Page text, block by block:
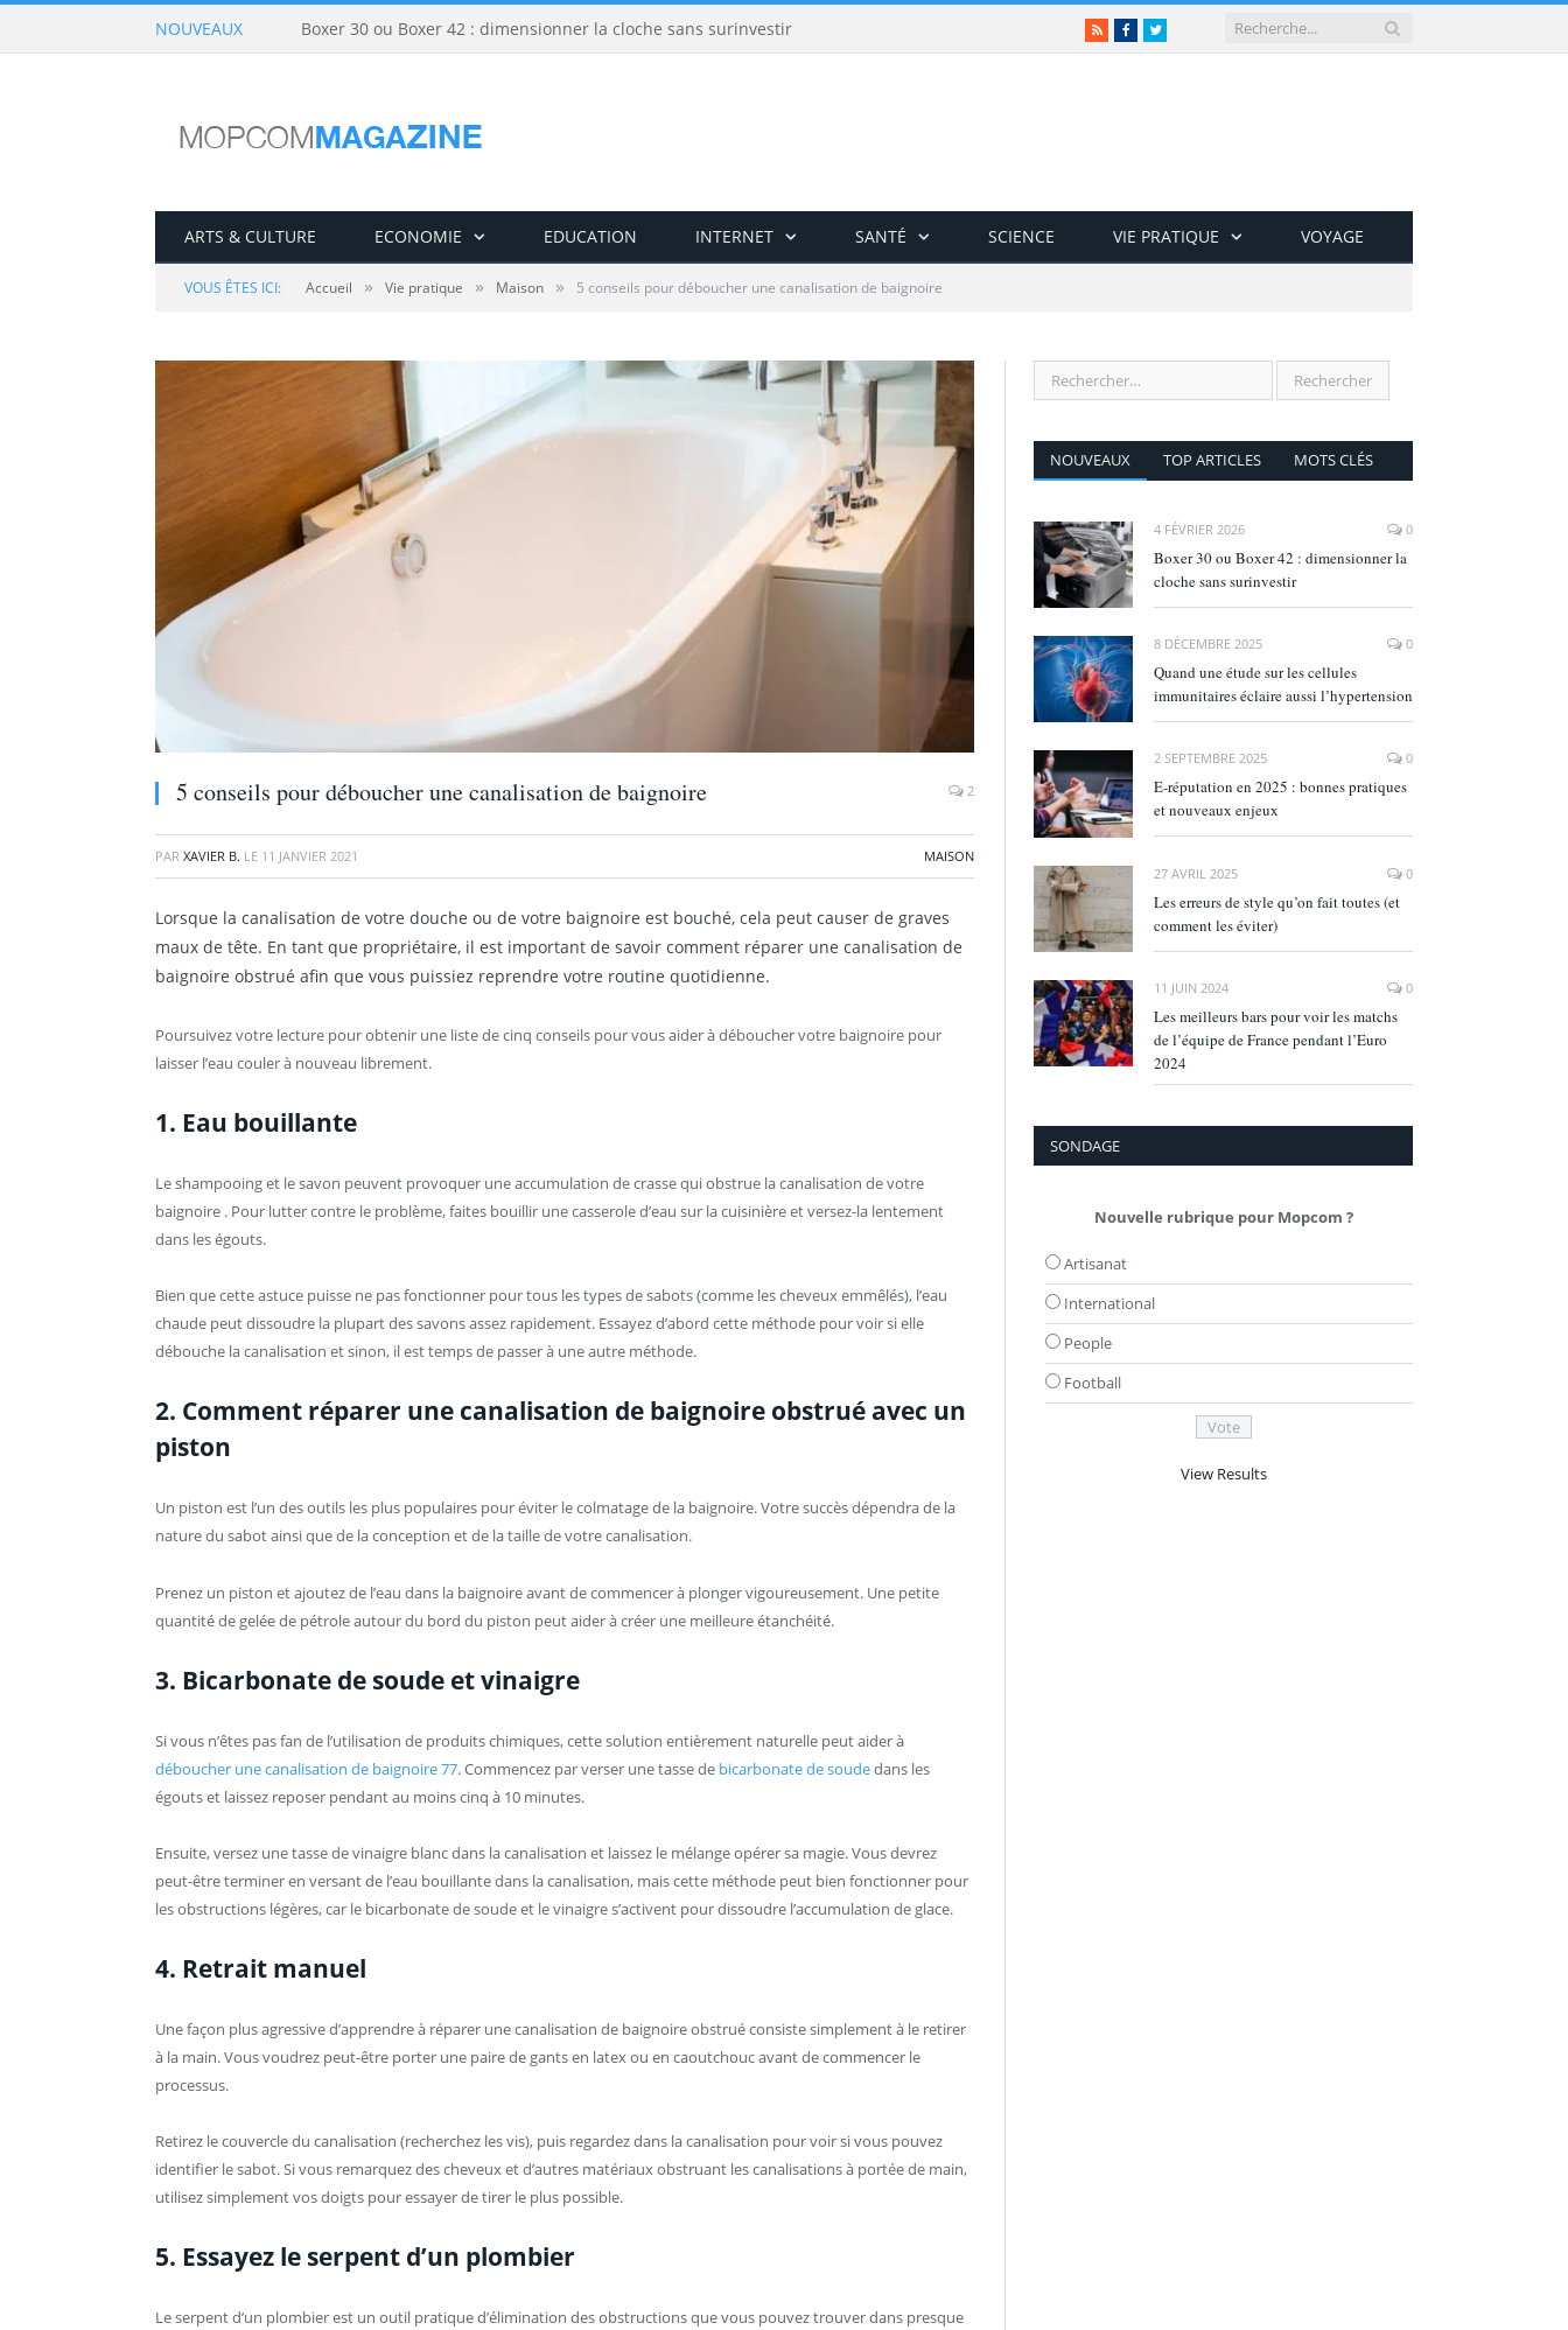
NOUVEAUX Boxer 30 ou Boxer 42 : dimensionner la cloche sans surinvestir RSSFacebookTwitter
ARTS & CULTURE ECONOMIE EDUCATION INTERNET SANTÉ SCIENCE VIE PRATIQUE VOYAGE
VOUS ÊTES ICI: Accueil » Vie pratique » Maison » 5 conseils pour déboucher une canalisation de baignoire
5 conseils pour déboucher une canalisation de baignoire 2
PAR XAVIER B. LE 11 JANVIER 2021 MAISON
Lorsque la canalisation de votre douche ou de votre baignoire est bouché, cela peut causer de graves
maux de tête. En tant que propriétaire, il est important de savoir comment réparer une canalisation de
baignoire obstrué afin que vous puissiez reprendre votre routine quotidienne.
Poursuivez votre lecture pour obtenir une liste de cinq conseils pour vous aider à déboucher votre baignoire pour
laisser l’eau couler à nouveau librement.
1. Eau bouillante
Le shampooing et le savon peuvent provoquer une accumulation de crasse qui obstrue la canalisation de votre
baignoire . Pour lutter contre le problème, faites bouillir une casserole d’eau sur la cuisinière et versez-la lentement
dans les égouts.
Bien que cette astuce puisse ne pas fonctionner pour tous les types de sabots (comme les cheveux emmêlés), l’eau
chaude peut dissoudre la plupart des savons assez rapidement. Essayez d’abord cette méthode pour voir si elle
débouche la canalisation et sinon, il est temps de passer à une autre méthode.
2. Comment réparer une canalisation de baignoire obstrué avec un
piston
Un piston est l’un des outils les plus populaires pour éviter le colmatage de la baignoire. Votre succès dépendra de la
nature du sabot ainsi que de la conception et de la taille de votre canalisation.
Prenez un piston et ajoutez de l’eau dans la baignoire avant de commencer à plonger vigoureusement. Une petite
quantité de gelée de pétrole autour du bord du piston peut aider à créer une meilleure étanchéité.
3. Bicarbonate de soude et vinaigre
Si vous n’êtes pas fan de l’utilisation de produits chimiques, cette solution entièrement naturelle peut aider à
déboucher une canalisation de baignoire 77. Commencez par verser une tasse de bicarbonate de soudedans les
égouts et laissez reposer pendant au moins cinq à 10 minutes.
Ensuite, versez une tasse de vinaigre blanc dans la canalisation et laissez le mélange opérer sa magie. Vous devrez
peut-être terminer en versant de l’eau bouillante dans la canalisation, mais cette méthode peut bien fonctionner pour
les obstructions légères, car le bicarbonate de soude et le vinaigre s’activent pour dissoudre l’accumulation de glace.
4. Retrait manuel
Une façon plus agressive d’apprendre à réparer une canalisation de baignoire obstrué consiste simplement à le retirer
à la main. Vous voudrez peut-être porter une paire de gants en latex ou en caoutchouc avant de commencer le
processus.
Retirez le couvercle du canalisation (recherchez les vis), puis regardez dans la canalisation pour voir si vous pouvez
identifier le sabot. Si vous remarquez des cheveux et d’autres matériaux obstruant les canalisations à portée de main,
utilisez simplement vos doigts pour essayer de tirer le plus possible.
5. Essayez le serpent d’un plombier
Le serpent d’un plombier est un outil pratique d’élimination des obstructions que vous pouvez trouver dans presque
NOUVEAUX TOP ARTICLES MOTS CLÉS
4 FÉVRIER 2026 0
Boxer 30 ou Boxer 42 : dimensionner la
cloche sans surinvestir
8 DÉCEMBRE 2025 0
Quand une étude sur les cellules
immunitaires éclaire aussi l’hypertension
2 SEPTEMBRE 2025 0
E‑réputation en 2025 : bonnes pratiques
et nouveaux enjeux
27 AVRIL 2025 0
Les erreurs de style qu’on fait toutes (et
comment les éviter)
11 JUIN 2024 0
Les meilleurs bars pour voir les matchs
de l’équipe de France pendant l’Euro
2024
SONDAGE
Nouvelle rubrique pour Mopcom ?
Artisanat
International
People
Football
View Results